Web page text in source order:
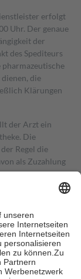
erfolgt
Uhr. Der genaue
der
des Spediteurs
die
Klärungen
der Arzt ein
Die
Regel die
als Zuzahlung
von zehn
die tatsächlichen
Apotheken.
die
je